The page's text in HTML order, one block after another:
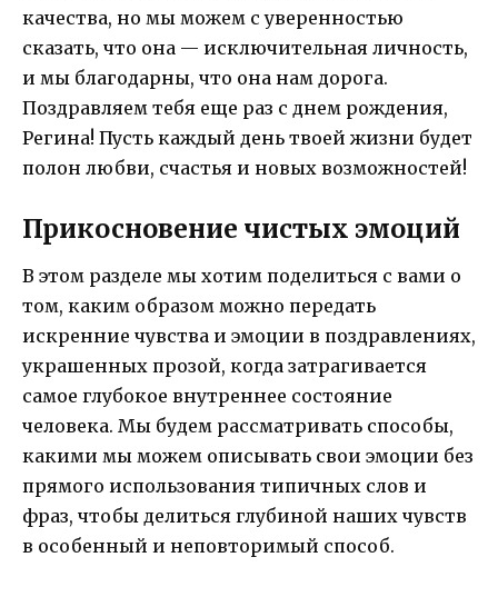
качества, но мы можем с уверенностью
сказать, что она — исключительная личность,
и мы благодарны, что она нам дорога.
Поздравляем тебя еще раз с днем рождения,
Регина! Пусть каждый день твоей жизни будет
полон любви, счастья и новых возможностей!
Прикосновение чистых эмоций
В этом разделе мы хотим поделиться с вами о
том, каким образом можно передать
искренние чувства и эмоции в поздравлениях,
украшенных прозой, когда затрагивается
самое глубокое внутреннее состояние
человека. Мы будем рассматривать способы,
какими мы можем описывать свои эмоции без
прямого использования типичных слов и
фраз, чтобы делиться глубиной наших чувств
в особенный и неповторимый способ.